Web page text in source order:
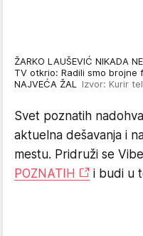
ŽARKO LAUŠEVIĆ NIKADA
TV otkrio: Radili smo brojne
NAJVEĆA ŽAL Izvor: Kurir
Svet poznatih
aktuelna dešavanja i
mestu. Pridruži se
POZNATIH
i budi u